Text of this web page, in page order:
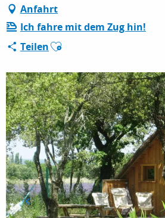
AUFENTHALT
ESPACE PRO
Anfahrt
Ich fahre mit dem Zug hin!
TeilenAjouter aux favoris